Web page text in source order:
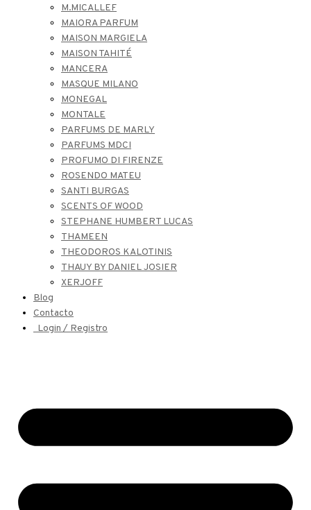
M.MICALLEF
MAIORA PARFUM
MAISON MARGIELA
MAISON TAHITÉ
MANCERA
MASQUE MILANO
MONEGAL
MONTALE
PARFUMS DE MARLY
PARFUMS MDCI
PROFUMO DI FIRENZE
ROSENDO MATEU
SANTI BURGAS
SCENTS OF WOOD
STEPHANE HUMBERT LUCAS
THAMEEN
THEODOROS KALOTINIS
THAUY BY DANIEL JOSIER
XERJOFF
Blog
Contacto
Login / Registro